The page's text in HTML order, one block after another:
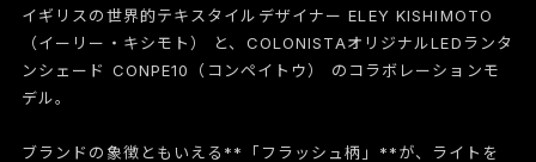
イギリスの世界的テキスタイルデザイナー ELEY KISHIMOTO
（イーリー・キシモト） と、COLONISTAオリジナルLEDランタ
ンシェード CONPE10（コンペイトウ） のコラボレーションモ
デル。
ブランドの象徴ともいえる**「フラッシュ柄」**が、ライトを